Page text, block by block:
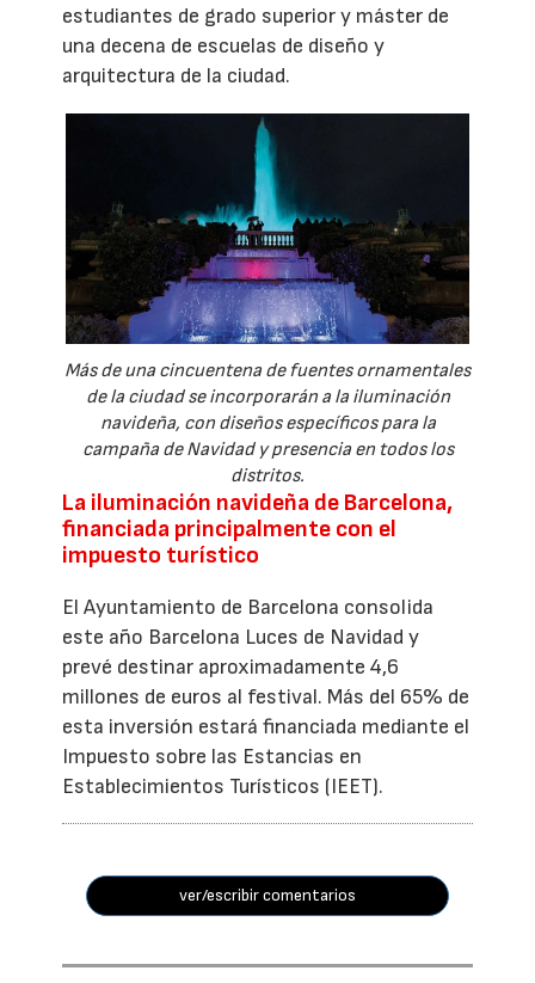
estudiantes de grado superior y máster de
una decena de escuelas de diseño y
arquitectura de la ciudad.
Más de una cincuentena de fuentes ornamentales
de la ciudad se incorporarán a la iluminación
navideña, con diseños específicos para la
campaña de Navidad y presencia en todos los
distritos.
La iluminación navideña de Barcelona,
financiada principalmente con el
impuesto turístico
El Ayuntamiento de Barcelona consolida
este año Barcelona Luces de Navidad y
prevé destinar aproximadamente 4,6
millones de euros al festival. Más del 65% de
esta inversión estará financiada mediante el
Impuesto sobre las Estancias en
Establecimientos Turísticos (IEET).
ver/escribir comentarios